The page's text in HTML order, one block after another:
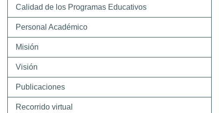
Calidad de los Programas Educativos
Personal Académico
Misión
Visión
Publicaciones
Recorrido virtual